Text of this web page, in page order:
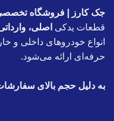
جک کارز | فروشگاه
قطعات یدکی اصلی،
انواع خودروهای داخلی و
حرفه‌ای ارائه می‌شود.
به دلیل حجم بالای